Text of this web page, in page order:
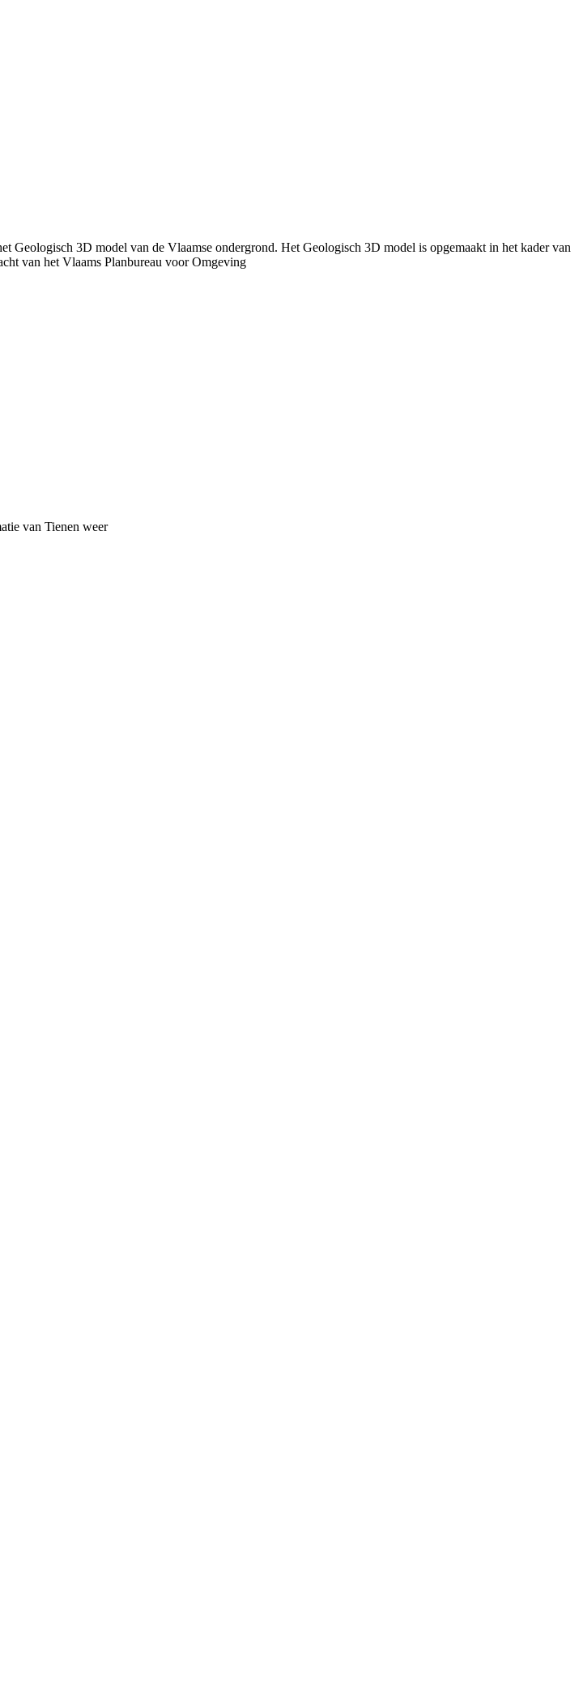
Geologisch 3D model van de Vlaamse ondergrond. Het Geologisch 3D model is opgemaakt in het kader van
van het Vlaams Planbureau voor Omgeving
van Tienen weer